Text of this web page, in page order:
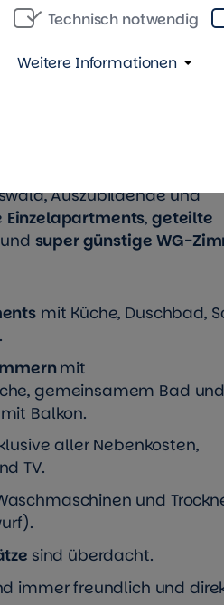
uns wohnen ...
in der
Auszubildende und
Einzelapartments, geteilte
und super günstige WG-
mit Küche, Duschbad,
mit
gemeinsamem Bad und
Balkon.
aller Nebenkosten,
TV.
und
sind überdacht.
immer freundlich und
Technisch notwendig
Weitere Informationen